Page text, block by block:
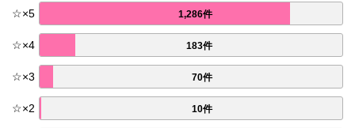
☆×5 1,286件
☆×4 183件
☆×3 70件
☆×2 10件